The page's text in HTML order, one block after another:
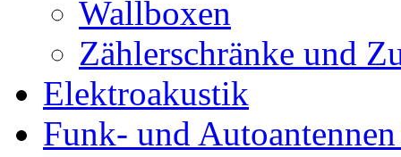
Wallboxen
Zählerschränke und
Elektroakustik
Funk- und Autoantennen